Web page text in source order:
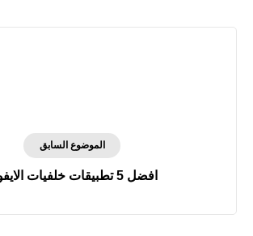
الموضوع السابق
افضل 5 تطبيقات خلفيات الايفون